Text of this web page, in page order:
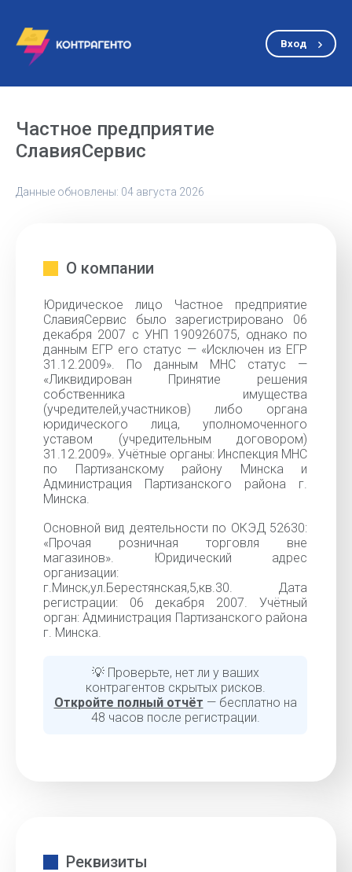
Вход
Частное предприятие
СлавияСервис
Данные обновлены: 04 августа 2026
О компании
Юридическое лицо Частное предприятие
СлавияСервис было зарегистрировано 06
декабря 2007 с УНП 190926075, однако по
данным ЕГР его статус — «Исключен из ЕГР
31.12.2009». По данным МНС статус —
«Ликвидирован Принятие решения
собственника имущества
(учредителей,участников) либо органа
юридического лица, уполномоченного
уставом (учредительным договором)
31.12.2009». Учётные органы: Инспекция МНС
по Партизанскому району Минска и
Администрация Партизанского района г.
Минска.
Основной вид деятельности по ОКЭД 52630:
«Прочая розничная торговля вне
магазинов». Юридический адрес
организации:
г.Минск,ул.Берестянская,5,кв.30. Дата
регистрации: 06 декабря 2007. Учётный
орган: Администрация Партизанского района
г. Минска.
💡 Проверьте, нет ли у ваших
контрагентов скрытых рисков.
Откройте полный отчёт — бесплатно на
48 часов после регистрации.
Реквизиты